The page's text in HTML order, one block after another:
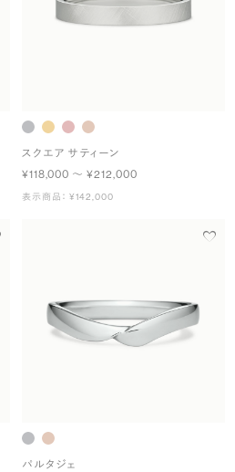
スクエア サティーン
¥118,000 〜 ¥212,000
表示商品： ¥142,000
パルタジェ